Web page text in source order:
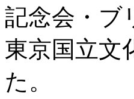
記念会・ブ
東京国立文
た。